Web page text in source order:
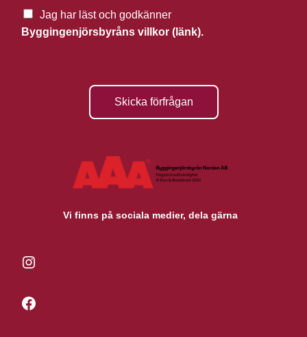
Jag har läst och godkänner
Byggingenjörsbyråns villkor (länk).
Skicka förfrågan
Vi finns på sociala medier, dela gärna
Instagram
Facebook